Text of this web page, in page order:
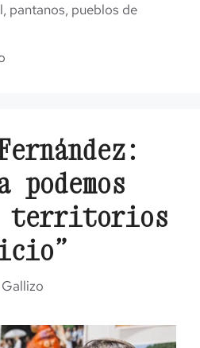
, pantanos, pueblos de
podemos
territorios